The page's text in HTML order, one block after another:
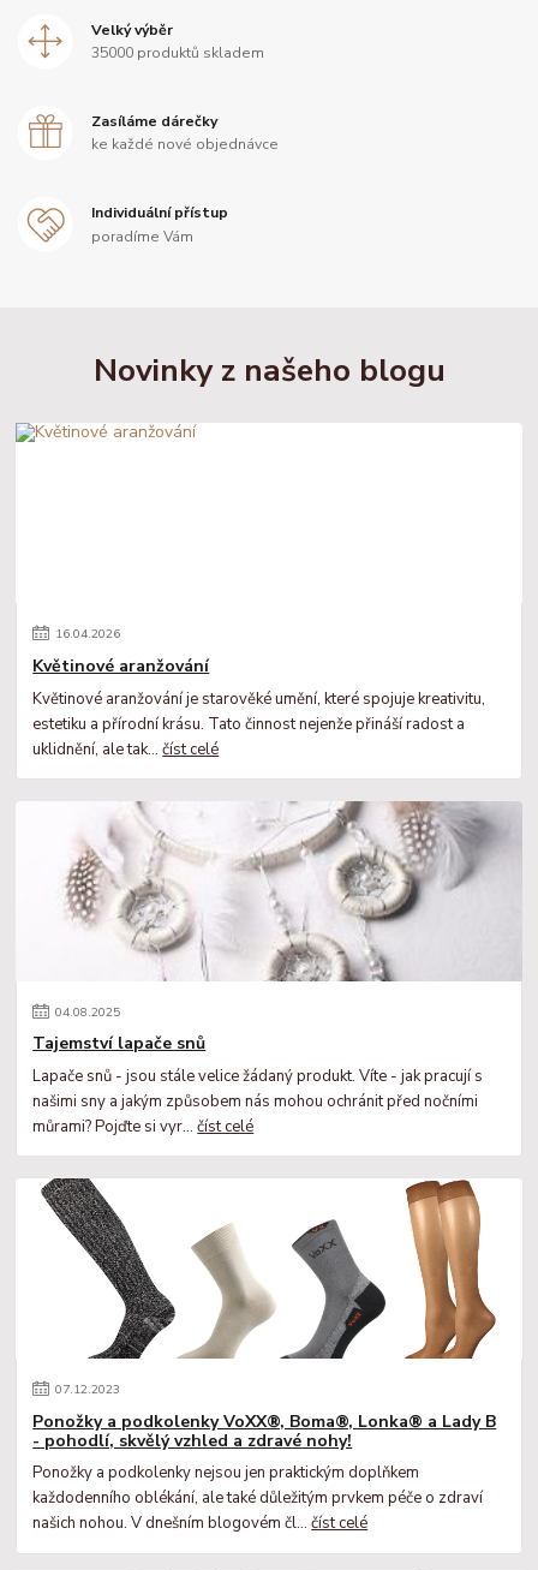
Velký výběr
35000 produktů skladem
Zasíláme dárečky
ke každé nové objednávce
Individuální přístup
poradíme Vám
Novinky z našeho blogu
16.04.2026
Květinové aranžování
Květinové aranžování je starověké umění, které spojuje kreativitu,
estetiku a přírodní krásu. Tato činnost nejenže přináší radost a
uklidnění, ale tak...číst celé
04.08.2025
Tajemství lapače snů
Lapače snů - jsou stále velice žádaný produkt. Víte - jak pracují s
našimi sny a jakým způsobem nás mohou ochránit před nočními
můrami? Pojďte si vyr...číst celé
07.12.2023
Ponožky a podkolenky VoXX®, Boma®, Lonka® a Lady B
- pohodlí, skvělý vzhled a zdravé nohy!
Ponožky a podkolenky nejsou jen praktickým doplňkem
každodenního oblékání, ale také důležitým prvkem péče o zdraví
našich nohou. V dnešním blogovém čl...číst celé